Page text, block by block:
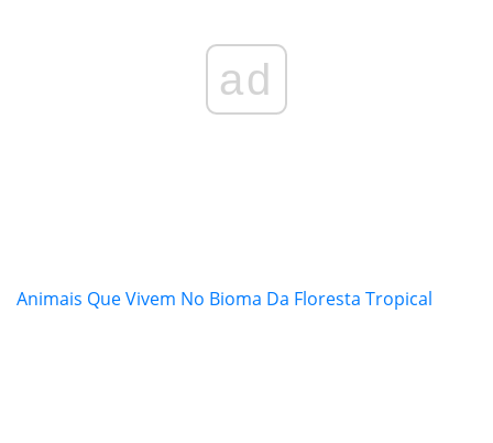
ad
Animais Que Vivem No Bioma Da Floresta Tropical